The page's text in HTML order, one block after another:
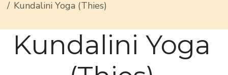
Kundalini Yoga (Thies)
Kundalini Yoga